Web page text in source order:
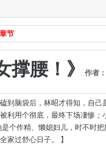
节
撑腰！》 作者
脑袋后，林昭才得知，自
用个彻底，最终下场凄惨
作精、懒媳妇儿，时不时
家过舒心日子。 】